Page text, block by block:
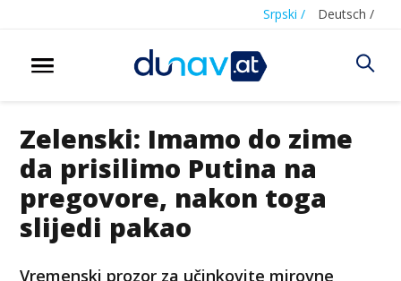
Srpski / Deutsch /
Zelenski: Imamo do zime
da prisilimo Putina na
pregovore, nakon toga
slijedi pakao
Vremenski prozor za učinkovite mirovne